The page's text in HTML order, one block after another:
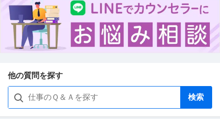
他の質問を探す
検索